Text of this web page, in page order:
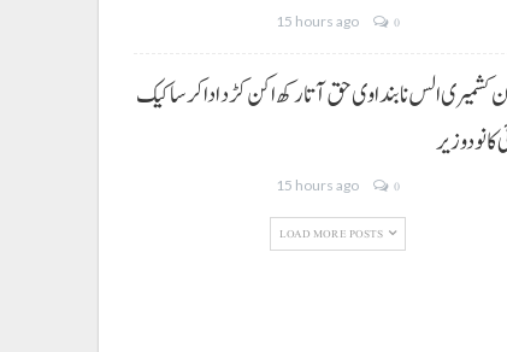
15 hours ago 0
کشمیری الس نا بنداوی حق آتا رکھ اکن کڑد ادا کرسا کیک
کانودوزیر
15 hours ago 0
LOAD MORE POSTS